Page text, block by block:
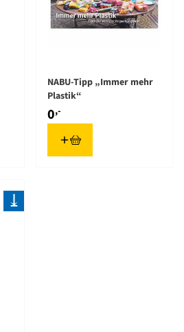
NABU-Tipp „Immer mehr
Plastik“
0,-
⤓